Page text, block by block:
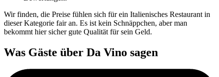
Wir finden, die Preise fühlen sich für ein Italienisches Restaurant in
dieser Kategorie fair an. Es ist kein Schnäppchen, aber man
bekommt hier sicher gute Qualität für sein Geld.
Was Gäste über Da Vino sagen